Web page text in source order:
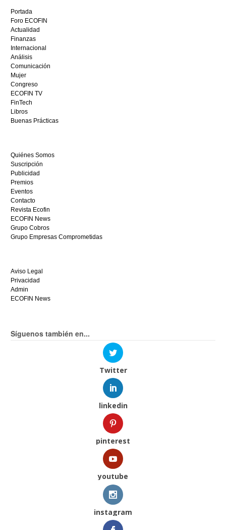
mejor
bono
sin
depósito
casino
en
España,
visita
este
sitio
restaurantedonmauro.es
y
ganar
hoy
mismo.
Portada
Foro ECOFIN
Actualidad
Finanzas
Internacional
Análisis
Comunicación
Mujer
Congreso
ECOFIN TV
FinTech
Libros
Buenas Prácticas
Quiénes Somos
Suscripción
Publicidad
Premios
Eventos
Contacto
Revista Ecofin
ECOFIN News
Grupo Cobros
Grupo Empresas Comprometidas
Aviso Legal
Privacidad
Admin
ECOFIN News
Síguenos también en...
Twitter
linkedin
pinterest
youtube
instagram